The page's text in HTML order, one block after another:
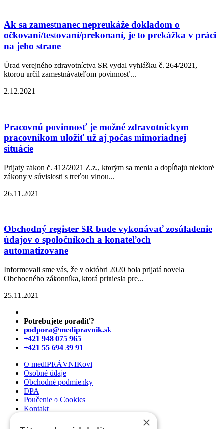
Ak sa zamestnanec nepreukáže dokladom o
očkovaní/testovaní/prekonaní, je to prekážka v práci
na jeho strane
Úrad verejného zdravotníctva SR vydal vyhlášku č. 264/2021,
ktorou určil zamestnávateľom povinnosť...
2.12.2021
Pracovnú povinnosť je možné zdravotníckym
pracovníkom uložiť už aj počas mimoriadnej
situácie
Prijatý zákon č. 412/2021 Z.z., ktorým sa menia a dopĺňajú niektoré
zákony v súvislosti s treťou vlnou...
26.11.2021
Obchodný register SR bude vykonávať zosúladenie
údajov o spoločníkoch a konateľoch
automatizovane
Informovali sme vás, že v októbri 2020 bola prijatá novela
Obchodného zákonníka, ktorá priniesla pre...
25.11.2021
Potrebujete poradiť?
podpora@medipravnik.sk
+421 948 075 965
+421 55 694 39 91
O mediPRÁVNIKovi
Osobné údaje
Obchodné podmienky
DPA
Poučenie o Cookies
Kontakt
Newsletter
×